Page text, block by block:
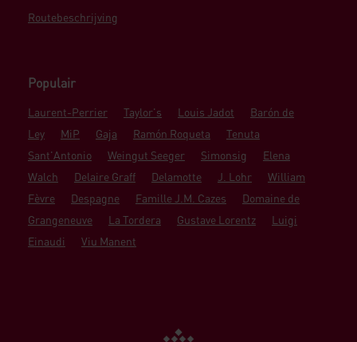
Routebeschrijving
Populair
Laurent-Perrier Taylor's Louis Jadot
Barón de
Ley
MiP Gaja Ramón Roqueta
Tenuta
Sant'Antonio
Weingut Seeger Simonsig
Elena
Walch
Delaire Graff Delamotte J. Lohr
William
Fèvre
Despagne Famille J.M. Cazes
Domaine de
Grangeneuve
La Tordera Gustave Lorentz
Luigi
Einaudi
Viu Manent